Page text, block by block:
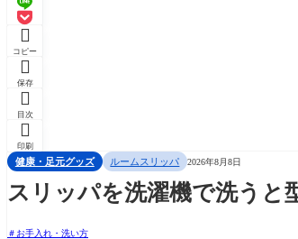

コピー

保存

目次

印刷
健康・足元グッズ ルームスリッパ 2026年8月8日
スリッパを洗濯機で洗うと
お手入れ・洗い方